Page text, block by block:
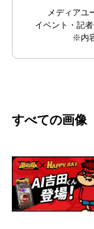
メディアユ
イベント・記
※内
すべての画像